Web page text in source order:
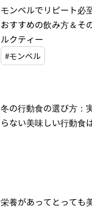
モンベルでリピート必
おすすめの飲み方＆そ
ルクティー
#モンベル
冬の行動食の選び方：
らない美味しい行動食
栄養があってとっても